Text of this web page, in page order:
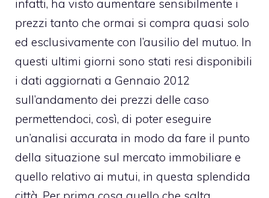
infatti, ha visto aumentare sensibilmente i
prezzi tanto che ormai si compra quasi solo
ed esclusivamente con l’ausilio del mutuo. In
questi ultimi giorni sono stati resi disponibili
i dati aggiornati a Gennaio 2012
sull’andamento dei prezzi delle caso
permettendoci, così, di poter eseguire
un’analisi accurata in modo da fare il punto
della situazione sul mercato immobiliare e
quello relativo ai mutui, in questa splendida